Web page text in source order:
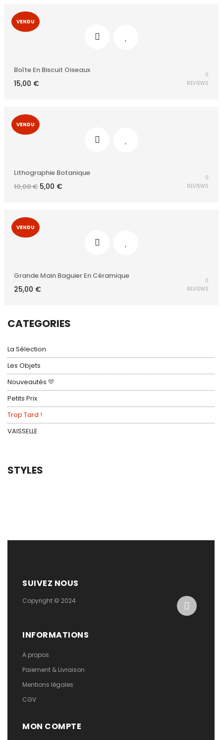
CATEGORIES
La Sélection
Les Objets
Nouveautés 💛
Petits Prix
Trop Tard !
VAISSELLE
STYLES
VENDU
Boîte En Biscuit Oiseaux
15,00 €
0
REVIEWS
VENDU
Lithographie Botanique
10,00€ Le
prix
5,00 €Le
prix
0
REVIEWS
VENDU
Grande Main Baguier En Céramique
25,00 €
0
REVIEWS
SUIVEZ NOUS
Copyright © 2024
INFORMATIONS
A propos
Paiement & Livraison
Mentions légales
CGV
MON COMPTE